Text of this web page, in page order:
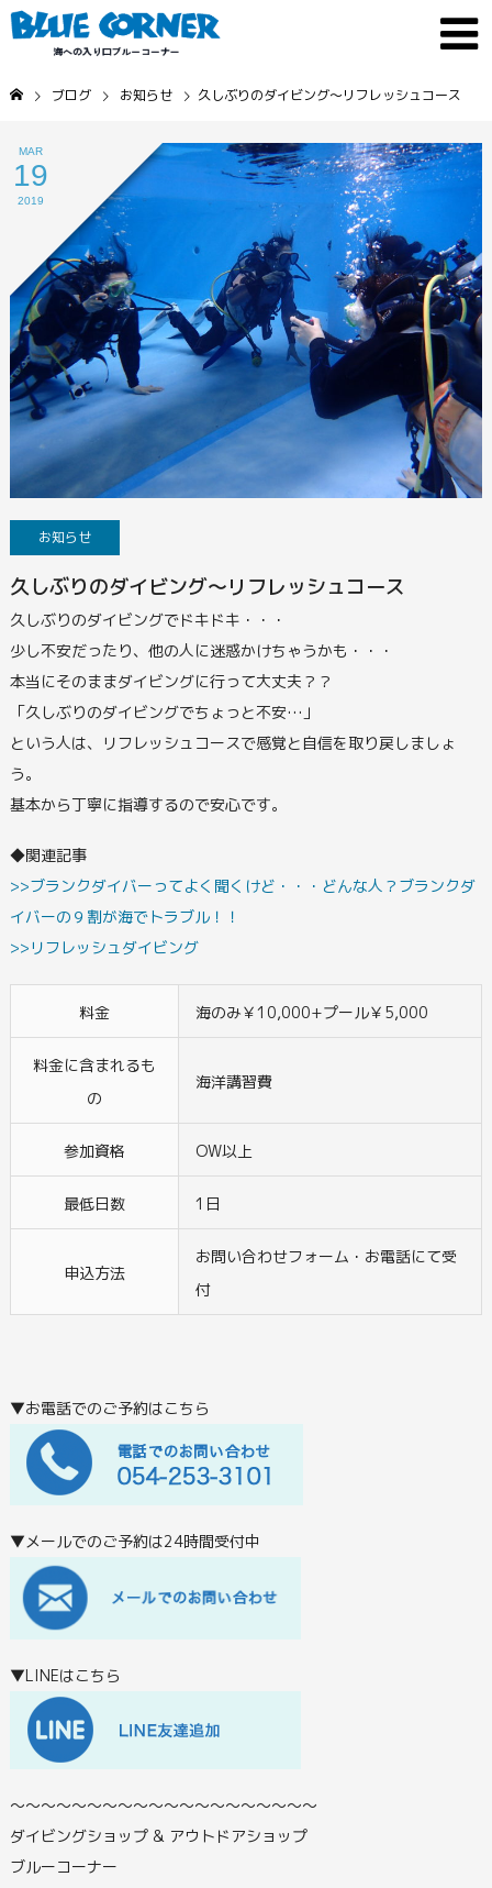
ブログ お知らせ 久しぶりのダイビング〜リフレッシュコース
MAR
19
2019
お知らせ
久しぶりのダイビング〜リフレッシュコース
久しぶりのダイビングでドキドキ・・・
少し不安だったり、他の人に迷惑かけちゃうかも・・・
本当にそのままダイビングに行って大丈夫？？
「久しぶりのダイビングでちょっと不安…」
という人は、リフレッシュコースで感覚と自信を取り戻しましょ
う。
基本から丁寧に指導するので安心です。
◆関連記事
>>ブランクダイバーってよく聞くけど・・・どんな人？ブランクダ
イバーの９割が海でトラブル！！
>>リフレッシュダイビング
料金 海のみ￥10,000+プール￥5,000
料金に含まれるも
の
海洋講習費
参加資格 OW以上
最低日数 1日
申込方法
お問い合わせフォーム・お電話にて受
付
▼お電話でのご予約はこちら
▼メールでのご予約は24時間受付中
▼LINEはこちら
〜〜〜〜〜〜〜〜〜〜〜〜〜〜〜〜〜〜〜〜
ダイビングショップ & アウトドアショップ
ブルーコーナー